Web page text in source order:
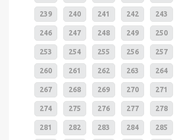
239 240 241 242 243
246 247 248 249 250
253 254 255 256 257
260 261 262 263 264
267 268 269 270 271
274 275 276 277 278
281 282 283 284 285